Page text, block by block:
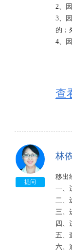
2、
3、
的；
4、
查
提问
林
移出
一、
二、
三、
四、
五、
六、